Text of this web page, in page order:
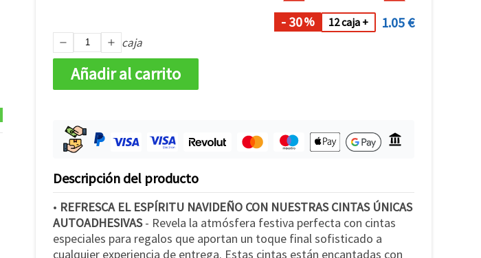
- 30% 12 caja + 1.05 €
caja
Añadir al carrito
Descripción del producto
• REFRESCA EL ESPÍRITU NAVIDEÑO CON NUESTRAS CINTAS ÚNICAS
AUTOADHESIVAS- Revela la atmósfera festiva perfecta con cintas
especiales para regalos que aportan un toque final sofisticado a
cualquier experiencia de entrega. Estas cintas están encantadas con